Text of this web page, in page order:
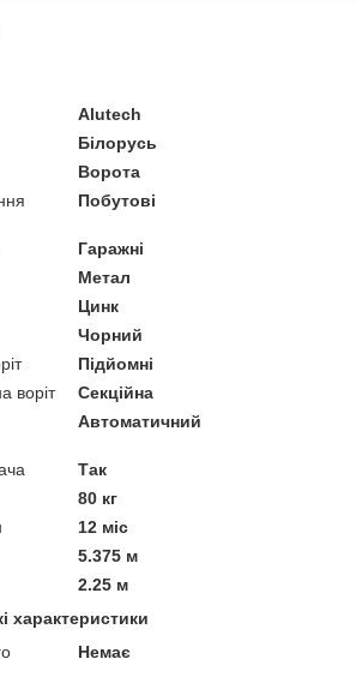
Alutech
Білорусь
Ворота
Побутові
Гаражні
Метал
Цинк
Чорний
Підйомні
воріт
Секційна
Автоматичний
Так
80 кг
12 міс
5.375 м
2.25 м
характеристики
Немає